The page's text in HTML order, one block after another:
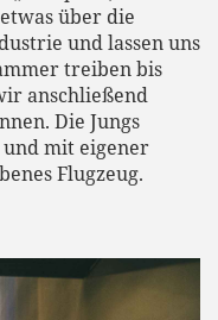
über die
und lassen uns
treiben bis
anschließend
Die Jungs
mit eigener
Flugzeug.